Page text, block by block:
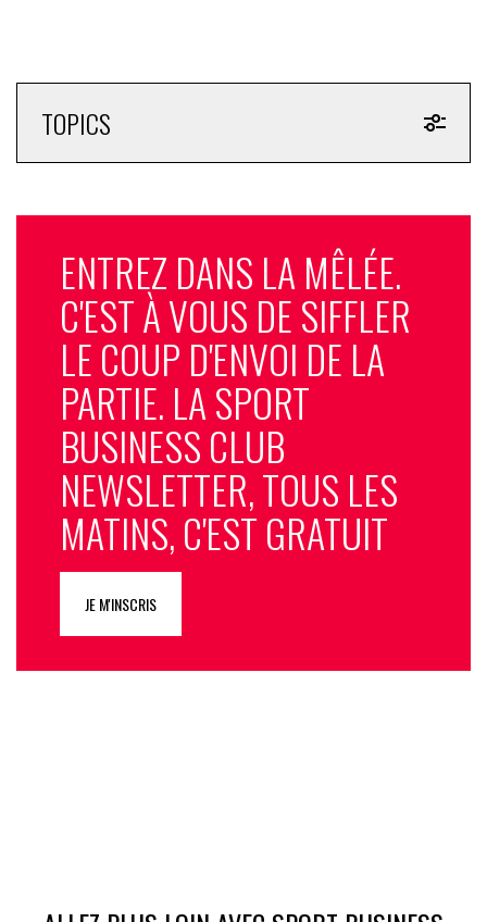
TOPICS
ENTREZ DANS LA MÊLÉE.
C'EST À VOUS DE SIFFLER
LE COUP D'ENVOI DE LA
PARTIE. LA SPORT
BUSINESS CLUB
NEWSLETTER, TOUS LES
MATINS, C'EST GRATUIT
JE M'INSCRIS